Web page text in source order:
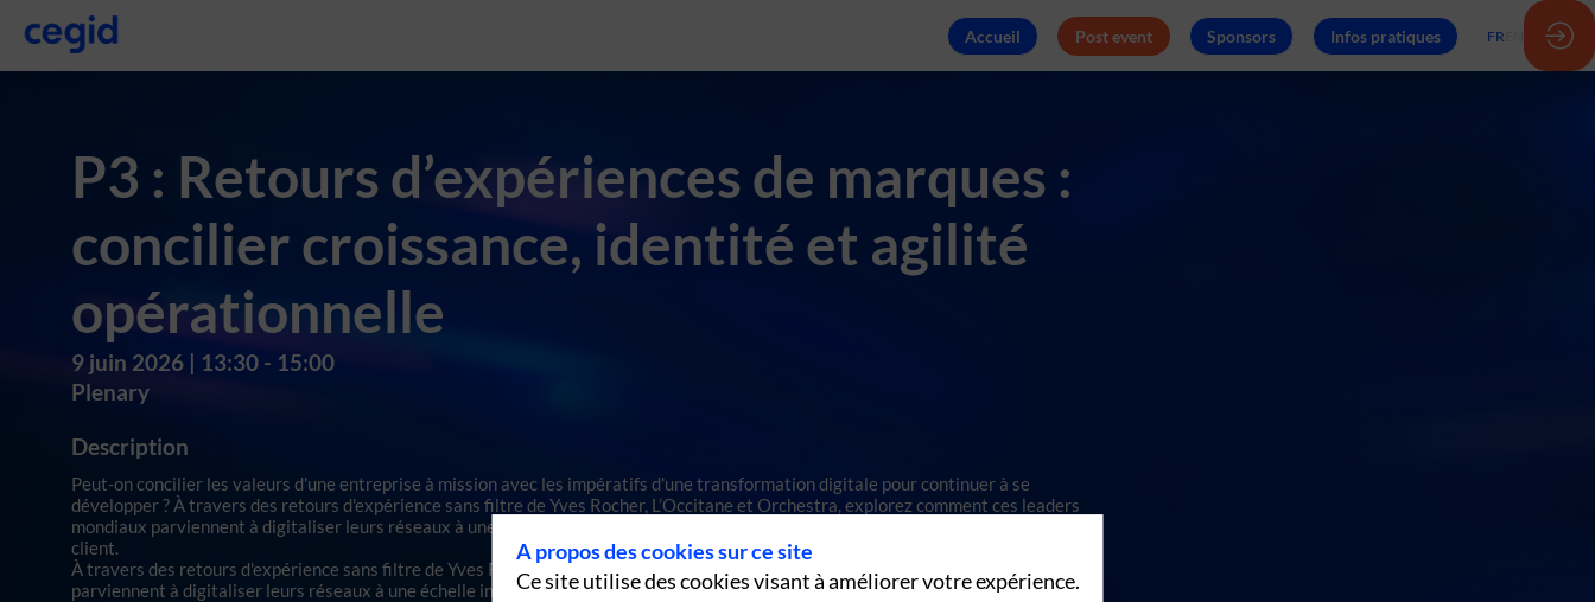
Accueil Post event Sponsors Infos pratiques FR
P3 : Retours d’expériences de marques :
concilier croissance, identité et agilité
opérationnelle
9 juin 2026 13:30 - 15:00
Plenary
Description
Peut-on concilier les valeurs d'une entreprise à mission avec les impératifs d'une transformation digitale pour continuer à se
développer ? À travers des retours d'expérience sans filtre de Yves Rocher, L’Occitane et Orchestra, explorez comment ces leaders
mondiaux parviennent à digitaliser leurs réseaux à une échelle internationale tout en préservant l'authenticité de leur relation
client.
À travers des retours d'expérience sans filtre de Yves Rocher, L’Occitane et Orchestra, explorez comment ces leaders mondiaux
parviennent à digitaliser leurs réseaux à une échelle internationale tout en préservant l'authenticité de leur relation client.
A propos des cookies sur ce site
Ce site utilise des cookies visant à améliorer votre expérience.